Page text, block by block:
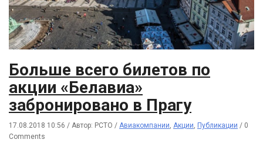
Больше всего билетов по
акции «Белавиа»
забронировано в Прагу
17.08.2018 10:56 / Автор: РСТО / Авиакомпании, Акции, Публикации / 0
Comments